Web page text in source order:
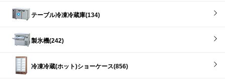
テーブル冷凍冷蔵庫(134)
製氷機(242)
冷凍冷蔵(ホット)ショーケース(856)